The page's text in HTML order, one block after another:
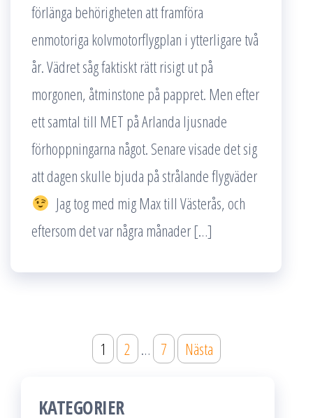
förlänga behörigheten att framföra
enmotoriga kolvmotorflygplan i ytterligare två
år. Vädret såg faktiskt rätt risigt ut på
morgonen, åtminstone på pappret. Men efter
ett samtal till MET på Arlanda ljusnade
förhoppningarna något. Senare visade det sig
att dagen skulle bjuda på strålande flygväder
Jag tog med mig Max till Västerås, och
eftersom det var några månader […]
Sidnumrering
1 2 … 7 Nästa
KATEGORIER